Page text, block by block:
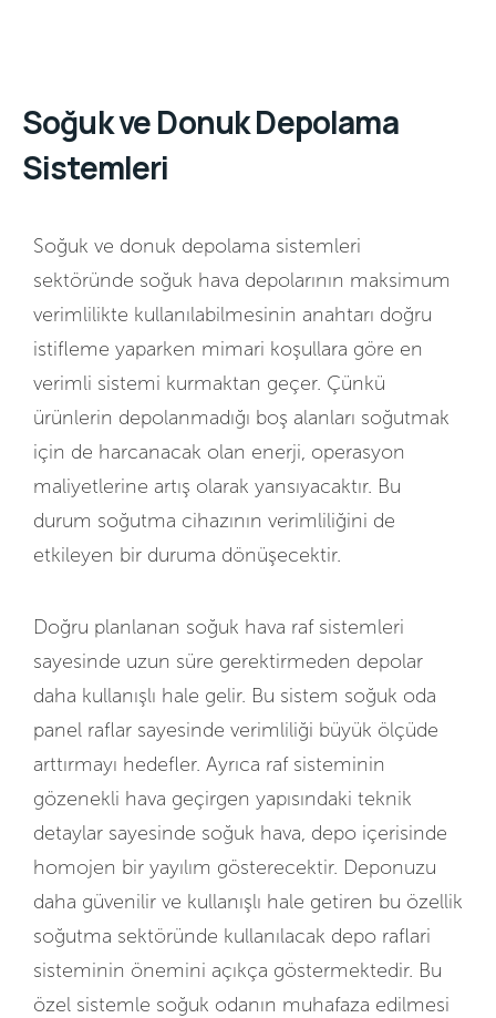
Soğuk ve Donuk Depolama
Sistemleri
Soğuk ve donuk depolama sistemleri
sektöründe soğuk hava depolarının maksimum
verimlilikte kullanılabilmesinin anahtarı doğru
istifleme yaparken mimari koşullara göre en
verimli sistemi kurmaktan geçer. Çünkü
ürünlerin depolanmadığı boş alanları soğutmak
için de harcanacak olan enerji, operasyon
maliyetlerine artış olarak yansıyacaktır. Bu
durum soğutma cihazının verimliliğini de
etkileyen bir duruma dönüşecektir.
Doğru planlanan soğuk hava raf sistemleri
sayesinde uzun süre gerektirmeden depolar
daha kullanışlı hale gelir. Bu sistem soğuk oda
panel raflar sayesinde verimliliği büyük ölçüde
arttırmayı hedefler. Ayrıca raf sisteminin
gözenekli hava geçirgen yapısındaki teknik
detaylar sayesinde soğuk hava, depo içerisinde
homojen bir yayılım gösterecektir. Deponuzu
daha güvenilir ve kullanışlı hale getiren bu özellik
soğutma sektöründe kullanılacak depo raflari
sisteminin önemini açıkça göstermektedir. Bu
özel sistemle soğuk odanın muhafaza edilmesi